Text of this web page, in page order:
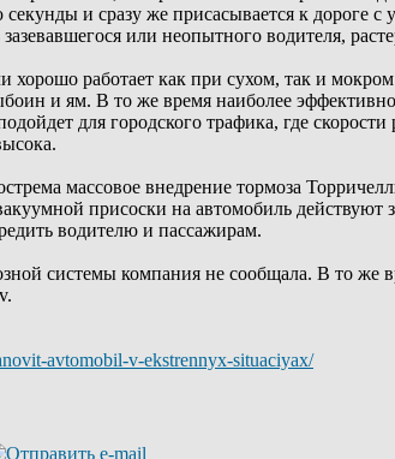
и сразу же присасывается к дороге
или неопытного водителя,
работает как при сухом, так и
и ям. В то же время наиболее
для городского трафика, где
массовое внедрение тормоза
присоски на автомобиль действуют
водителю и пассажирам.
системы компания не сообщала. В то же
avtomobil-v-ekstrennyx-situaciyax/